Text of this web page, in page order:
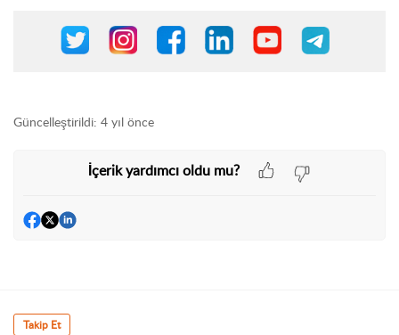
Güncelleştirildi: 4 yıl önce
İçerik yardımcı oldu mu?
Takip Et